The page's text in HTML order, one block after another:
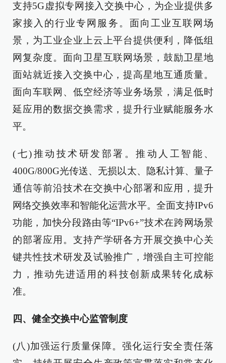
支持5G虚拟专网接入交换中心，为企业提供多
家接入的行业专网服务。面向工业互联网场
景，为工业企业上云上平台提供便利，降低组
网复杂度。面向卫星互联网场景，鼓励卫星地
面站就近接入交换中心，提高星地互通质量。
面向车联网、低空经济等业务场景，满足低时
延应用的数据交换需求，提升行业赋能服务水
平。
(七)推动技术研发部署。推动人工智能、
400G/800G光传送、无损以太、隐私计算、量子
通信等前沿技术在交换中心部署和应用，提升
网络交换效率和智能化运营水平。全面支持IPv6
功能，加快分段路由等“IPv6+”技术在跨网场景
的部署应用。支持产学研各方开展交换中心关
键共性技术研发及试验推广，增强自主可控能
力，推动先进适用的科技创新成果转化成标
准。
四、健全交换中心监管制度
(八)加强运行质量保障。强化运行安全责任落